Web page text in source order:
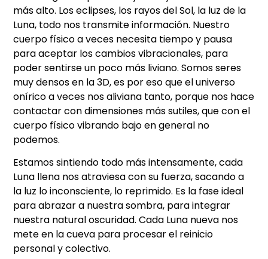
más alto. Los eclipses, los rayos del Sol, la luz de la
Luna, todo nos transmite información. Nuestro
cuerpo físico a veces necesita tiempo y pausa
para aceptar los cambios vibracionales, para
poder sentirse un poco más liviano. Somos seres
muy densos en la 3D, es por eso que el universo
onírico a veces nos aliviana tanto, porque nos hace
contactar con dimensiones más sutiles, que con el
cuerpo físico vibrando bajo en general no
podemos.
Estamos sintiendo todo más intensamente, cada
Luna llena nos atraviesa con su fuerza, sacando a
la luz lo inconsciente, lo reprimido. Es la fase ideal
para abrazar a nuestra sombra, para integrar
nuestra natural oscuridad. Cada Luna nueva nos
mete en la cueva para procesar el reinicio
personal y colectivo.